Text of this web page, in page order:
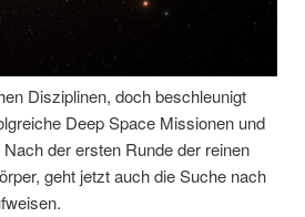
Disziplinen, doch beschleunigt
Deep Space Missionen und
der ersten Runde der reinen
geht jetzt auch die Suche nach